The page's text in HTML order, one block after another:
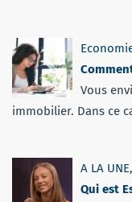
Vous
immobilier. Dans ce
A LA UNE,
Qui est